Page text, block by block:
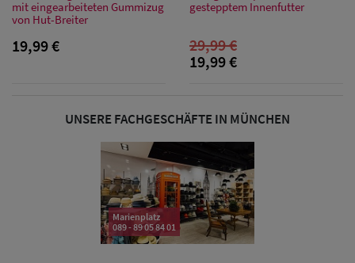
Schutz Caps
Damen
Sonnenschilder
Snapback Caps
mit eingearbeiteten Gummizug
von Hut-Breiter
19,99 €
gestepptem Innenfutter
29,99 €
19,99 €
UNSERE FACHGESCHÄFTE IN MÜNCHEN
Marienplatz
089 - 89 05 84 01